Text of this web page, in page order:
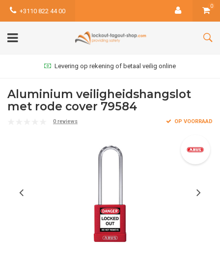
+3110 822 44 00
0
Levering op rekening of betaal veilig online
Aluminium veiligheidshangslot
met rode cover 79584
0 reviews OP VOORRAAD